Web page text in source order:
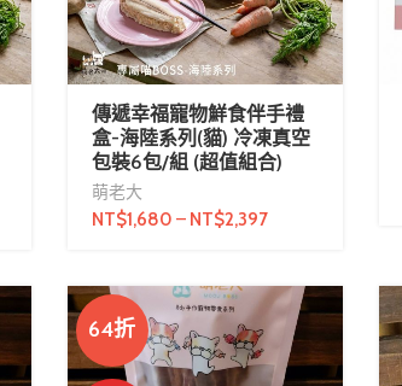
傳遞幸福寵物鮮食伴手禮
盒-海陸系列(貓) 冷凍真空
包裝6包/組 (超值組合)
萌老大
NT$1,680 – NT$2,397
64折